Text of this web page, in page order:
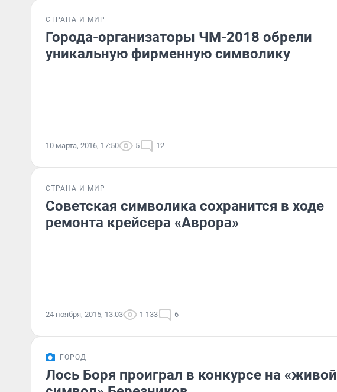
СТРАНА И МИР
Города-организаторы ЧМ-2018 обрели
уникальную фирменную символику
10 марта, 2016, 17:50 5 12
СТРАНА И МИР
Советская символика сохранится в ходе
ремонта крейсера «Аврора»
24 ноября, 2015, 13:03 1 133 6
ГОРОД
Лось Боря проиграл в конкурсе на «живой